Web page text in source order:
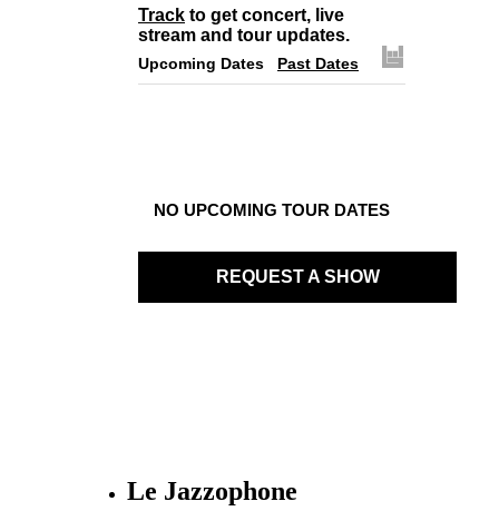
Track to get concert, live
stream and tour updates.
Upcoming Dates Past Dates
NO UPCOMING TOUR DATES
REQUEST A SHOW
Le Jazzophone